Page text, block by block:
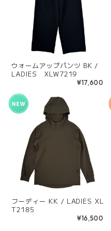
ウォームアップパンツ BK /
LADIES XLW7219
¥17,600
フーディー KK / LADIES XL
T2185
¥16,500